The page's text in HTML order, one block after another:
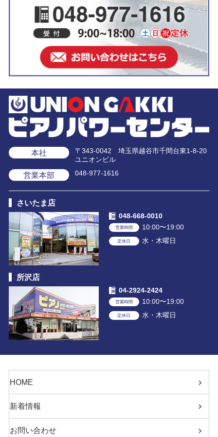
本社
〒343-0042 埼玉県越谷市千間台東1-8-20
ユニオンビル
営業本部 048-977-1616
さいたま店
048-668-0010
営業時間 10:00〜19:00
定休日 水・木曜日
所沢店
04-2924-2424
営業時間 10:00〜19:00
定休日 水・木曜日
HOME
新着情報
お問い合わせ